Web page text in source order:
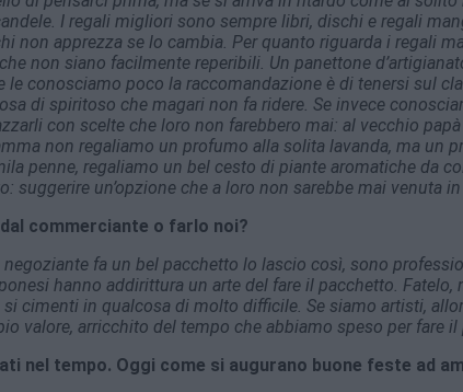
I regali migliori sono sempre libri, dischi e regali
non apprezza se lo cambia. Per quanto riguarda i regali
non siano facilmente reperibili. Un panettone
le conosciamo poco la raccomandazione è di tenersi sul
di spiritoso che magari non fa ridere. Se invece
con scelte che loro non farebbero mai: al vecchio
non regaliamo un profumo alla solita lavanda, ma un
penne, regaliamo un bel cesto di piante aromatiche da
suggerire un’opzione che a loro non sarebbe mai venuta
commerciante o farlo noi?
fa un bel pacchetto lo lascio così, sono
hanno addirittura un arte del fare il pacchetto. Fatelo,
cimenti in qualcosa di molto difficile. Se siamo artisti,
valore, arricchito del tempo che abbiamo speso per fare il
nel tempo. Oggi come si augurano buone feste ad